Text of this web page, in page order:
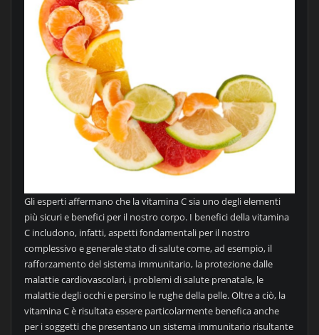
Gli esperti affermano che la vitamina C sia uno degli elementi
più sicuri e benefici per il nostro corpo. I benefici della vitamina
C includono, infatti, aspetti fondamentali per il nostro
complessivo e generale stato di salute come, ad esempio, il
rafforzamento del sistema immunitario, la protezione dalle
malattie cardiovascolari, i problemi di salute prenatale, le
malattie degli occhi e persino le rughe della pelle. Oltre a ciò, la
vitamina C è risultata essere particolarmente benefica anche
per i soggetti che presentano un sistema immunitario risultante